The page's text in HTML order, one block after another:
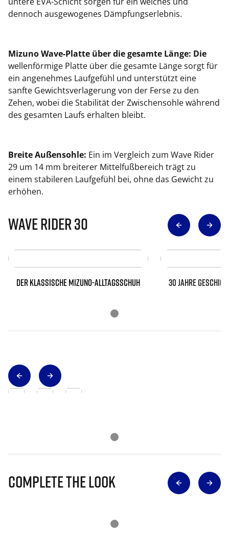
dennoch ausgewogenes Dämpfungserlebnis.
Mizuno Wave-Platte über die gesamte Länge: Die
wellenförmige Platte über die gesamte Länge sorgt für
ein angenehmes Laufgefühl und unterstützt eine
sanfte Gewichtsverlagerung von der Ferse zu den
Zehen, wobei die Stabilität der Zwischensohle während
des gesamten Laufs erhalten bleibt.
Breite Außensohle: Ein im Vergleich zum Wave Rider
29 um 14 mm breiterer Mittelfußbereich trägt zu
einem stabileren Laufgefühl bei, ohne das Gewicht zu
erhöhen.
Wave Rider 30
DER KLASSISCHE MIZUNO-ALLTAGSSCHUH 30 JAHRE
Complete The Look